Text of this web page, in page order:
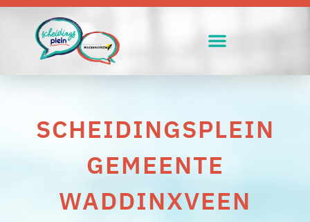
SCHEIDINGSPLEIN
GEMEENTE
WADDINXVEEN